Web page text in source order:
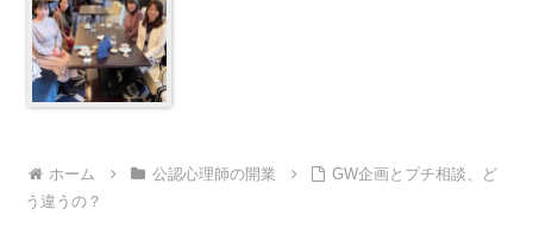
ホーム 公認心理師の開業
GW企画とプチ相談、ど
う違うの？